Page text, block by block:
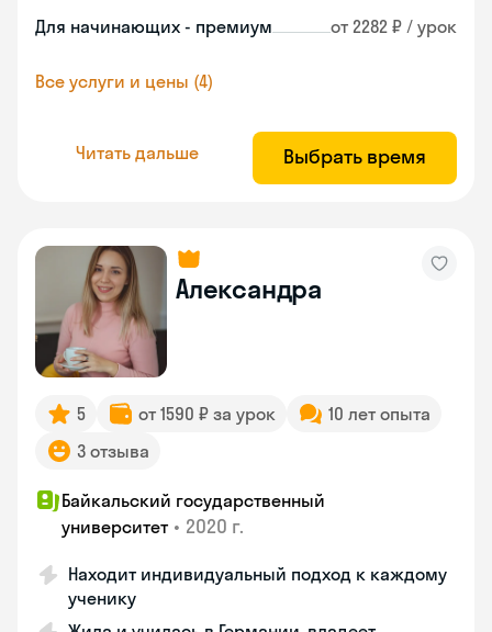
Для начинающих - премиум от 2282 ₽ / урок
Все услуги и цены (4)
Читать дальше Выбрать время
Александра
5 от 1590 ₽ за урок
10 лет опыта
3 отзыва
Байкальский государственный
университет • 2020 г.
Находит индивидуальный подход к каждому
ученику